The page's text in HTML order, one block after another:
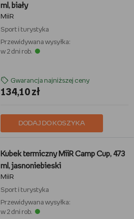
ml, biały
MiiR
Sport i turystyka
Przewidywana wysyłka:
w 2 dni rob.
Gwarancja najniższej ceny
134,10 zł
DODAJ DO KOSZYKA
Kubek termiczny MiiR Camp Cup, 473
ml, jasnoniebieski
MiiR
Sport i turystyka
Przewidywana wysyłka:
w 2 dni rob.